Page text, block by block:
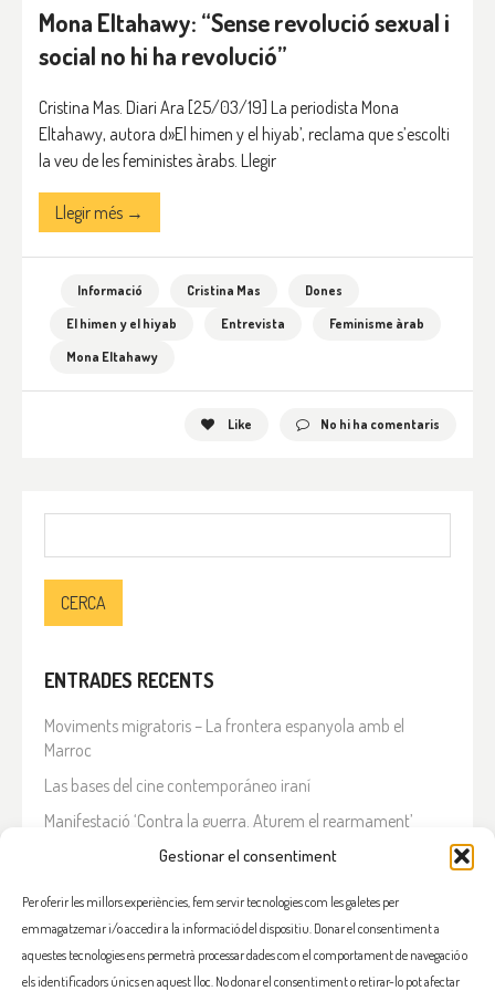
Gestionar el consentiment
Per oferir les millors experiències, fem servir tecnologies com les galetes per
emmagatzemar i/o accedir a la informació del dispositiu. Donar el consentiment a
aquestes tecnologies ens permetrà processar dades com el comportament de navegació o
els identificadors únics en aquest lloc. No donar el consentiment o retirar-lo pot afectar
Mona Eltahawy: “Sense revolució sexual i
social no hi ha revolució”
Cristina Mas. Diari Ara [25/03/19] La periodista Mona
Eltahawy, autora d»El himen y el hiyab’, reclama que s’escolti
la veu de les feministes àrabs. Llegir
Llegir més →
Informació Cristina Mas
Dones
El himen y el hiyab
Entrevista
Feminisme àrab
Mona Eltahawy
Like No hi ha comentaris
ENTRADES RECENTS
Moviments migratoris – La frontera espanyola amb el
Marroc
Las bases del cine contemporáneo iraní
Manifestació ‘Contra la guerra. Aturem el rearmament’
En solidaritat amb el Líban
Què està passant a l’Iran?
COMENTARIS RECENTS